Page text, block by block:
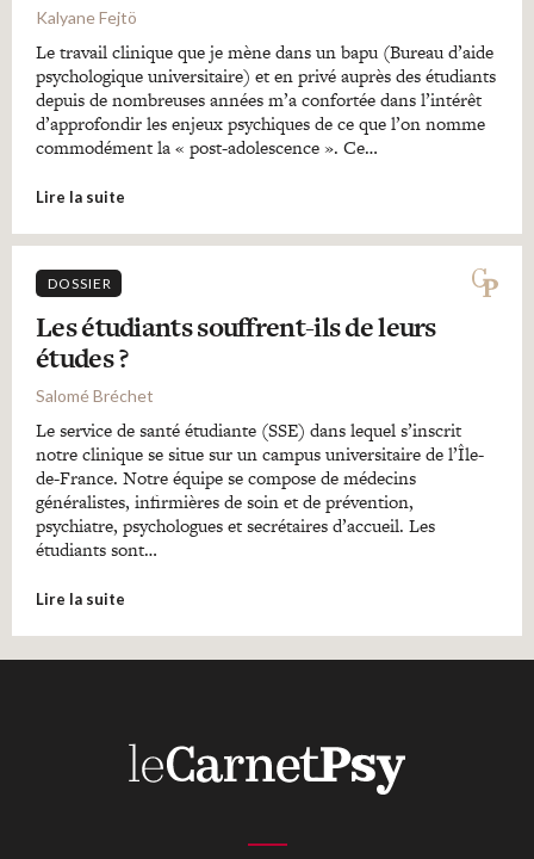
Kalyane Fejtö
Le travail clinique que je mène dans un bapu (Bureau d’aide
psychologique universitaire) et en privé auprès des étudiants
depuis de nombreuses années m’a confortée dans l’intérêt
d’approfondir les enjeux psychiques de ce que l’on nomme
commodément la « post-adolescence ». Ce…
Lire la suite
DOSSIER
Les étudiants souffrent-ils de leurs
études ?
Salomé Bréchet
Le service de santé étudiante (SSE) dans lequel s’inscrit
notre clinique se situe sur un campus universitaire de l’Île-
de-France. Notre équipe se compose de médecins
généralistes, infirmières de soin et de prévention,
psychiatre, psychologues et secrétaires d’accueil. Les
étudiants sont…
Lire la suite